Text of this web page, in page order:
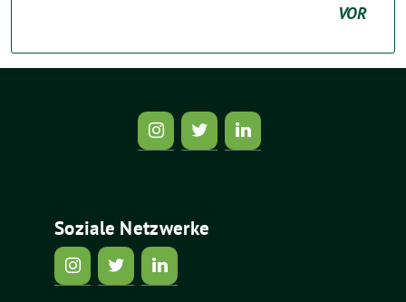
VOR
Soziale Netzwerke